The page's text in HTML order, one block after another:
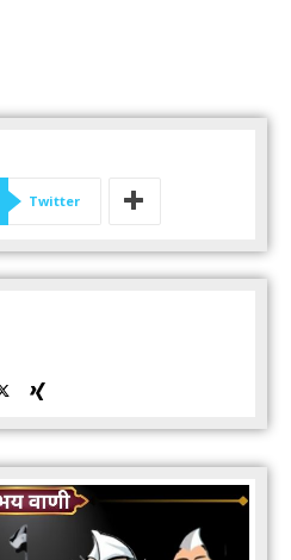
Twitter